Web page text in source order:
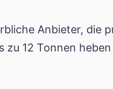
Anbieter, die
12 Tonnen